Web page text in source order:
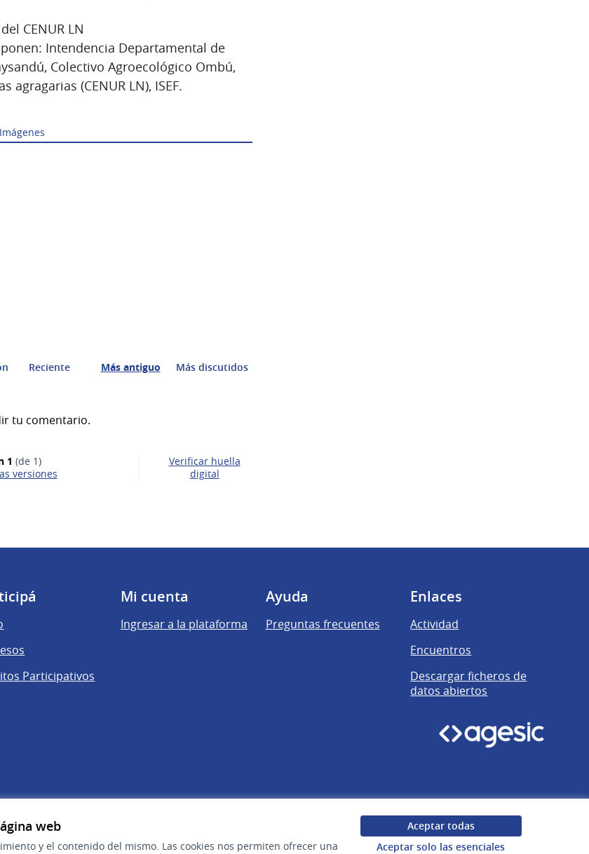
web
y el contenido del mismo. Las cookies nos permiten ofrecer una
Aceptar todas
Aceptar solo las esenciales
CENUR LN
Intendencia Departamental de
Colectivo Agroecológico Ombú,
(CENUR LN), ISEF.
Imágenes
Reciente Más antiguo Más discutidos
tu comentario.
1 (de 1)
versiones
Verificar huella
digital
nueva)
Participativos
Mi cuenta
Ingresar a la plataforma
Ayuda
Preguntas frecuentes
Enlaces
Actividad
Encuentros
Descargar ficheros de
datos abiertos